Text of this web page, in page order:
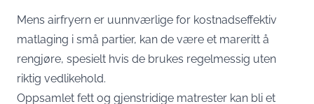
Mens airfryern er uunnværlige for kostnadseffektiv
matlaging i små partier, kan de være et mareritt å
rengjøre, spesielt hvis de brukes regelmessig uten
riktig vedlikehold.
Oppsamlet fett og gjenstridige matrester kan bli et